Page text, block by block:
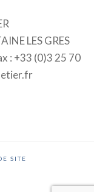
LES GRES
: +33 (0)3 25 70
SITE